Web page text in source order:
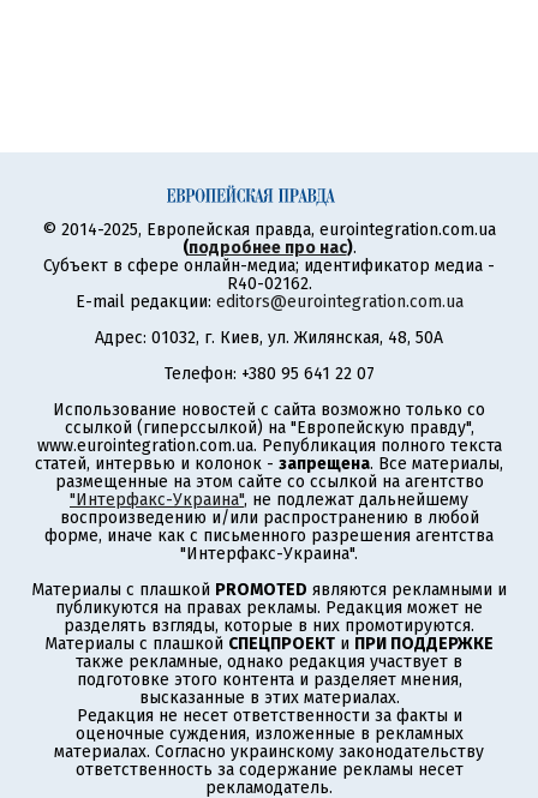
© 2014-2025, Европейская правда, eurointegration.com.ua
(подробнее про нас).
Субъект в сфере онлайн-медиа; идентификатор медиа -
R40-02162.
E-mail редакции: editors@eurointegration.com.ua
Адрес: 01032, г. Киев, ул. Жилянская, 48, 50А
Телефон: +380 95 641 22 07
Использование новостей с сайта возможно только со
ссылкой (гиперссылкой) на "Европейскую правду",
www.eurointegration.com.ua. Републикация полного текста
статей, интервью и колонок - запрещена. Все материалы,
размещенные на этом сайте со ссылкой на агентство
"Интерфакс-Украина", не подлежат дальнейшему
воспроизведению и/или распространению в любой
форме, иначе как с письменного разрешения агентства
"Интерфакс-Украина".
Материалы с плашкой PROMOTED являются рекламными и
публикуются на правах рекламы. Редакция может не
разделять взгляды, которые в них промотируются.
Материалы с плашкой СПЕЦПРОЕКТ и ПРИ ПОДДЕРЖКЕ
также рекламные, однако редакция участвует в
подготовке этого контента и разделяет мнения,
высказанные в этих материалах.
Редакция не несет ответственности за факты и
оценочные суждения, изложенные в рекламных
материалах. Согласно украинскому законодательству
ответственность за содержание рекламы несет
рекламодатель.